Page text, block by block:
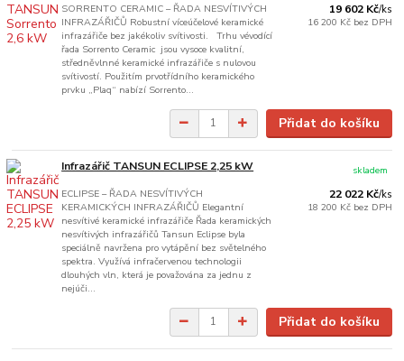
SORRENTO CERAMIC – ŘADA NESVÍTIVÝCH
INFRAZÁŘIČŮ Robustní víceúčelové keramické
infrazářiče bez jakékoliv svítivosti. Trhu vévodící
řada Sorrento Ceramic jsou vysoce kvalitní,
středněvlnné keramické infrazářiče s nulovou
svítivostí. Použitím prvotřídního keramického
prvku „Plaq“ nabízí Sorrento...
19 602 Kč/ks
16 200 Kč bez DPH
Přidat do košíku
Infrazářič TANSUN ECLIPSE 2,25 kW
ECLIPSE – ŘADA NESVÍTIVÝCH
KERAMICKÝCH INFRAZÁŘIČŮ Elegantní
nesvítivé keramické infrazářiče Řada keramických
nesvítivých infrazářičů Tansun Eclipse byla
speciálně navržena pro vytápění bez světelného
spektra. Využívá infračervenou technologii
dlouhých vln, která je považována za jednu z
nejúči...
22 022 Kč/ks
18 200 Kč bez DPH
skladem
Přidat do košíku